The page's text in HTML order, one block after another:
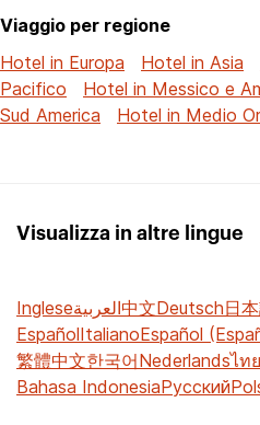
Viaggio per regione
Hotel in Europa
Hotel in Asia
Pacifico
Hotel in Messico e
Sud America
Hotel in Medio
Visualizza in altre lingue
Ingleseالعربية中文Deutsch日
EspañolItalianoEspañol
繁體中文한국어Nederlandsไทย
Bahasa IndonesiaРусский